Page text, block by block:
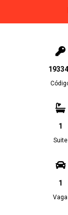
1
Suite
1
Vaga